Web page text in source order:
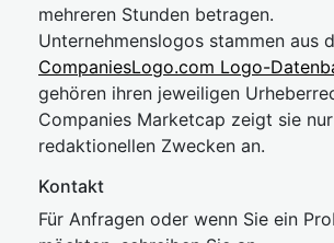
mehreren Stunden betragen.
Unternehmenslogos stammen aus
CompaniesLogo.com Logo-
gehören ihren jeweiligen
Companies Marketcap zeigt sie
redaktionellen Zwecken an.
Kontakt
Für Anfragen oder wenn Sie ein